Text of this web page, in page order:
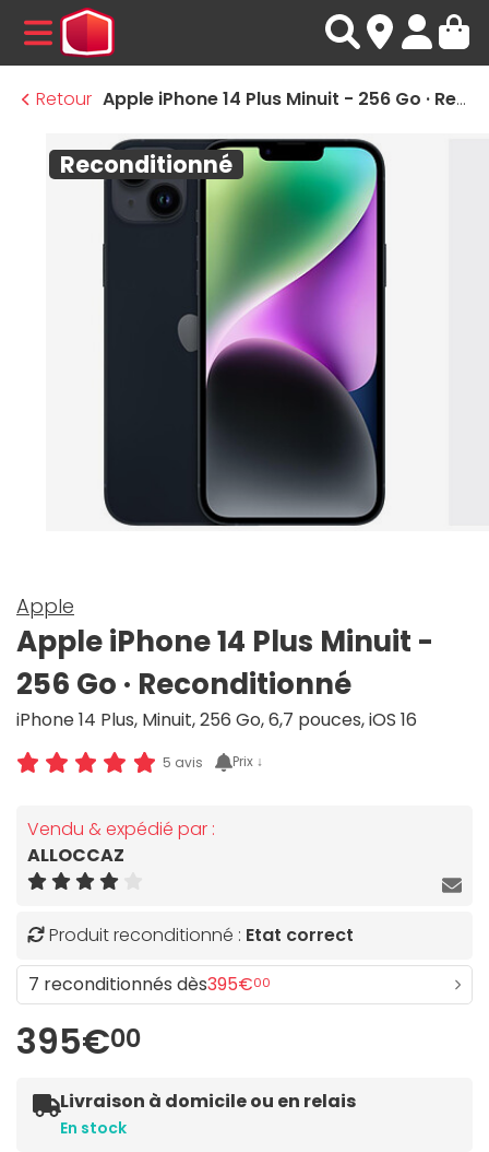
MENU
Retour
Apple iPhone 14 Plus Minuit - 256 Go · Reconditionné
Reconditionné
Apple
Apple iPhone 14 Plus Minuit -
256 Go · Reconditionné
iPhone 14 Plus, Minuit, 256 Go, 6,7 pouces, iOS 16
5 avis Prix ↓
Vendu & expédié par :
ALLOCCAZ
Produit reconditionné : Etat correct
7 reconditionnés dès395€00
395€00
Livraison à domicile ou en relais
En stock